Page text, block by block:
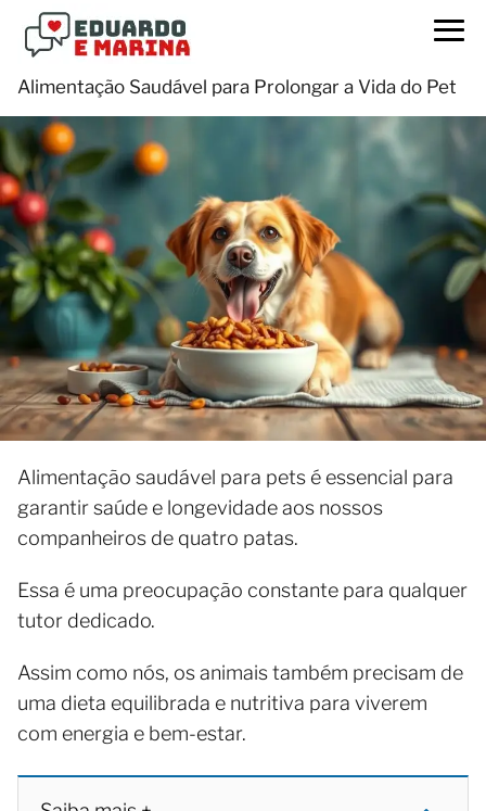
Alimentação Saudável para Prolongar a Vida do Pet
Alimentação saudável para pets é essencial para
garantir saúde e longevidade aos nossos
companheiros de quatro patas.
Essa é uma preocupação constante para qualquer
tutor dedicado.
Assim como nós, os animais também precisam de
uma dieta equilibrada e nutritiva para viverem
com energia e bem-estar.